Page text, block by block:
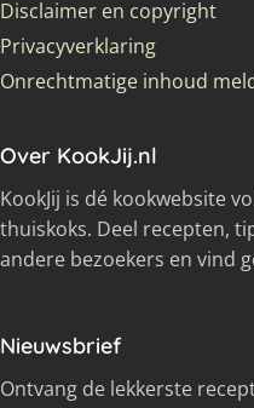
Disclaimer en copyright
Privacyverklaring
Onrechtmatige inhoud
Over KookJij.nl
KookJij is dé kookwebsite
thuiskoks. Deel recepten,
andere bezoekers en vind
Nieuwsbrief
Ontvang de lekkerste